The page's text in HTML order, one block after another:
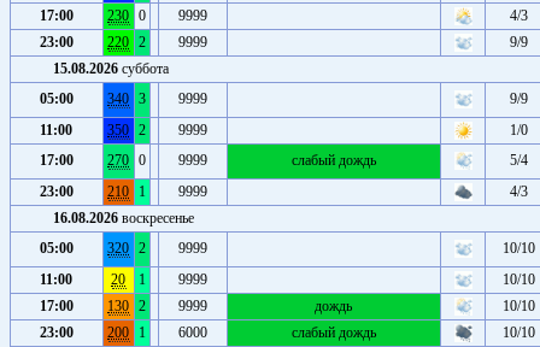
17:00
230 0 9999
4/3
23:00
220 2 9999
9/9
15.08.2026 суббота
05:00
340 3 9999
9/9
11:00
350 2 9999
1/0
17:00
270 0 9999 слабый дождь
5/4
23:00
210 1 9999
4/3
16.08.2026 воскресенье
05:00
320 2 9999
10/10
11:00
20 1 9999
10/10
17:00
130 2 9999 дождь
10/10
23:00
200 1 6000 слабый дождь
10/10